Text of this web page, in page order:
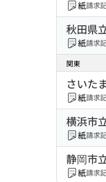
紙請求
秋田県
紙請求
関東
さいた
紙請求
横浜市
紙請求
静岡市
紙請求